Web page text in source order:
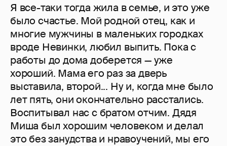
Я все-таки тогда жила в семье, и это уже
было счастье. Мой родной отец, как и
многие мужчины в маленьких городках
вроде Невинки, любил выпить. Пока с
работы до дома доберется — уже
хороший. Мама его раз за дверь
выставила, второй... Ну и, когда мне было
лет пять, они окончательно расстались.
Воспитывал нас с братом отчим. Дядя
Миша был хорошим человеком и делал
это без занудства и нравоучений, мы его